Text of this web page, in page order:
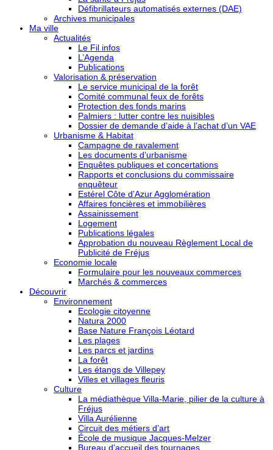
Défibrillateurs automatisés externes (DAE)
Archives municipales
Ma ville
Actualités
Le Fil infos
L’Agenda
Publications
Valorisation & préservation
Le service municipal de la forêt
Comité communal feux de forêts
Protection des fonds marins
Palmiers : lutter contre les nuisibles
Dossier de demande d’aide à l’achat d’un VAE
Urbanisme & Habitat
Campagne de ravalement
Les documents d’urbanisme
Enquêtes publiques et concertations
Rapports et conclusions du commissaire
enquêteur
Estérel Côte d’Azur Agglomération
Affaires foncières et immobilières
Assainissement
Logement
Publications légales
Approbation du nouveau Règlement Local de
Publicité de Fréjus
Economie locale
Formulaire pour les nouveaux commerces
Marchés & commerces
Découvrir
Environnement
Ecologie citoyenne
Natura 2000
Base Nature François Léotard
Les plages
Les parcs et jardins
La forêt
Les étangs de Villepey
Villes et villages fleuris
Culture
La médiathèque Villa-Marie, pilier de la culture à
Fréjus
Villa Aurélienne
Circuit des métiers d’art
École de musique Jacques-Melzer
Bureau d’accueil des tournages